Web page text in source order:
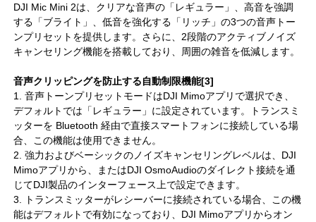
DJI Mic Mini 2は、クリアな音声の「レギュラー」、高音を強調
する「ブライト」、低音を強化する「リッチ」の3つの音声トー
ンプリセットを提供します。さらに、2段階のアクティブノイズ
キャンセリング機能を搭載しており、周囲の雑音を低減します。
音声クリッピングを防止する自動制限機能[3]
1. 音声トーンプリセットモードはDJI Mimoアプリで選択でき、
デフォルトでは「レギュラー」に設定されています。トランスミ
ッターを Bluetooth 経由で直接スマートフォンに接続している場
合、この機能は使用できません。
2. 強力およびベーシックのノイズキャンセリングレベルは、DJI
Mimoアプリから、またはDJI OsmoAudioのダイレクト接続を通
じてDJI製品のインターフェース上で設定できます。
3. トランスミッターがレシーバーに接続されている場合、この機
能はデフォルトで有効になっており、DJI Mimoアプリからオン